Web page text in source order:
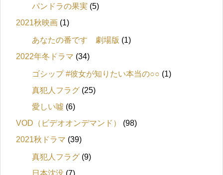
パンドラの果実 (5)
2021秋映画 (1)
あなたの番です 劇場版 (1)
2022年冬ドラマ (34)
ゴシップ #彼女が知りたい本当の○○ (1)
真犯人フラグ (25)
愛しい噓 (6)
VOD（ビデオオンデマンド）
(98)
2021秋ドラマ (39)
真犯人フラグ (9)